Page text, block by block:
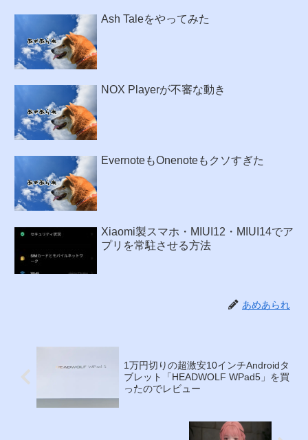
Ash Taleをやってみた
NOX Playerが不審な動き
EvernoteもOnenoteもクソすぎた
Xiaomi製スマホ・MIUI12・MIUI14でア
プリを常駐させる方法
あめあられ
1万円切りの超激安10インチAndroidタ
ブレット「HEADWOLF WPad5」を買
ったのでレビュー